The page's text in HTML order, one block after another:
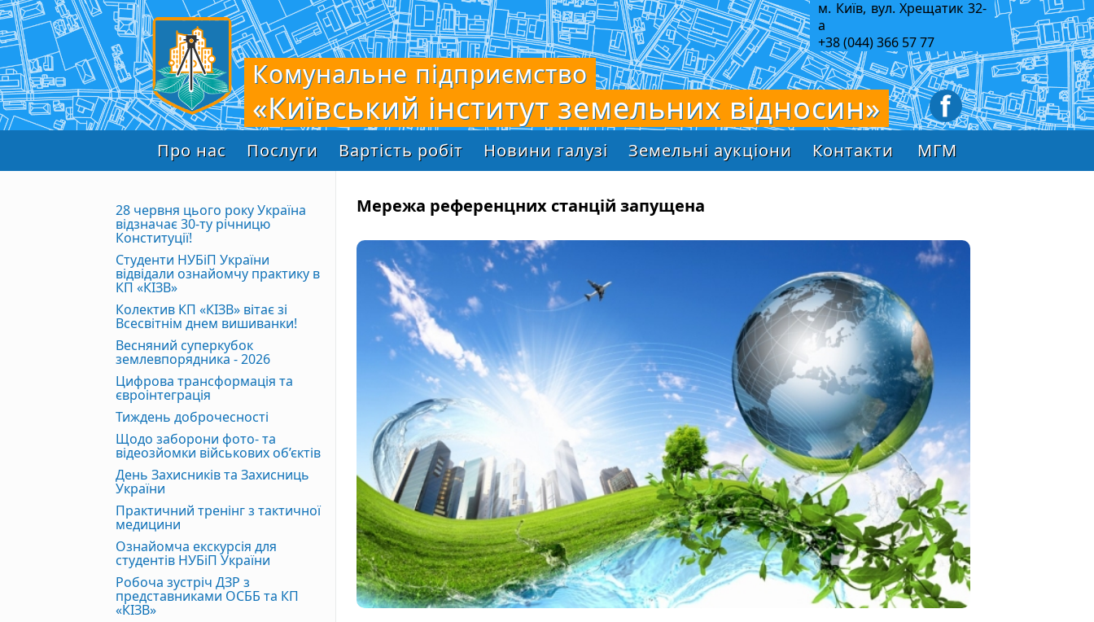
м. Київ, вул. Хрещатик 32-
а
+38 (044) 366 57 77
Комунальне підприємство
«Київський інститут земельних відносин»
Про нас Послуги Вартість робіт Новини галузі Земельні аукціони Контакти МГМ
28 червня цього року Україна
відзначає 30-ту річницю
Конституції!
Студенти НУБіП України
відвідали ознайомчу практику в
КП «КІЗВ»
Колектив КП «КІЗВ» вітає зі
Всесвітнім днем вишиванки!
Весняний суперкубок
землевпорядника - 2026
Цифрова трансформація та
євроінтеграція
Тиждень доброчесності
Щодо заборони фото- та
відеозйомки військових об’єктів
День Захисників та Захисниць
України
Практичний тренінг з тактичної
медицини
Ознайомча екскурсія для
студентів НУБіП України
Робоча зустріч ДЗР з
представниками ОСББ та КП
«КІЗВ»
Мережа референцних станцій запущена